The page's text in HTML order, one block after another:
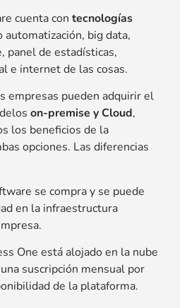
cuenta con tecnologías
automatización, big data,
panel de estadísticas,
e internet de las cosas.
empresas pueden adquirir el
on-premise y Cloud,
los beneficios de la
opciones. Las diferencias
se compra y se puede
en la infraestructura
One está alojado en la nube
suscripción mensual por
de la plataforma.